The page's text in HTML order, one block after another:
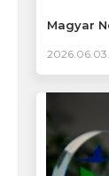
Magyar
2026.06.03.